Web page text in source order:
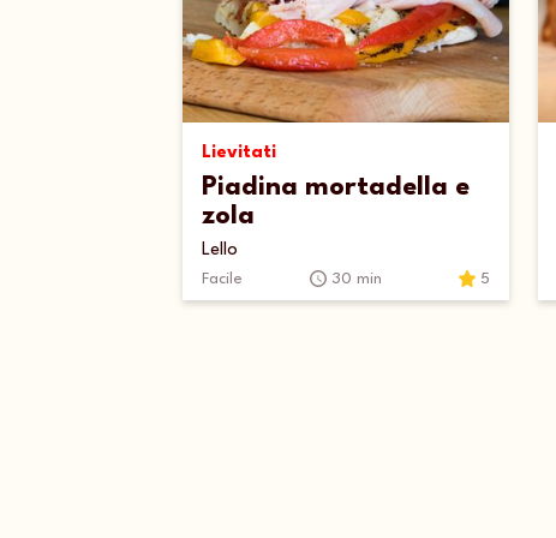
Lievitati
Piadina mortadella e
zola
Lello
Facile 30 min 5